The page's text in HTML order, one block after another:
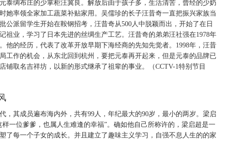
泰绸布庄的少掌柜汪冀良。解放后由于孩子多，生活清苦，曾经的少奶
她率领全家加工蔬菜补贴家用。吴儒珍的长子汪昔奇一直把振兴家族当
公派留学生开始在鞍钢招考，汪昔奇从500人中脱颖而出，开始了在日
祖业，学习了日本先进的丝绸生产工艺。汪昔奇的弟弟汪社强在1978年
他的经历，代表了改革开放早期下海经商的先知先觉者。1998年，汪昔
工作的机会，从东北回到杭州，要把元泰再开起来，但是元泰的品牌已
铺取名吉祥坊，以新的形式继承了祖辈的事业。（CCTV-1特别节目
，其成员遍布海内外，共有99人，年纪最大的90岁，最小的两岁。梁启
一位爹爹，也属人生难逢的幸福”。确如他自己所称许的，梁启超是一
了每一个子女的成长。并且建立了趣味主义学习，自强不息人生的的家